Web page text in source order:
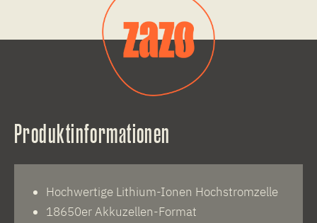
Produktinformationen
Hochwertige Lithium-Ionen Hochstromzelle
18650er Akkuzellen-Format